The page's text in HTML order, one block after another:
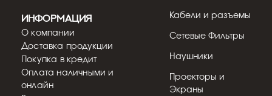
Кабели и разъемы
Сетевые Фильтры
Наушники
Проекторы и
Экраны
Информация
О компании
Доставка продукции
Покупка в кредит
Оплата наличными и
онлайн